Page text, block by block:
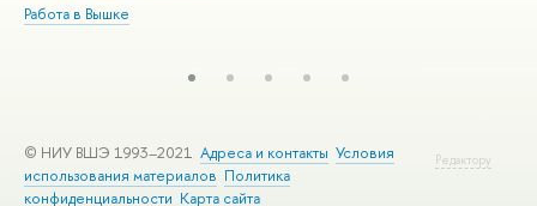
Работа в Вышке
Редактору
© НИУ ВШЭ 1993–2021 Адреса и контакты Условия
использования материалов Политика
конфиденциальности Карта сайта